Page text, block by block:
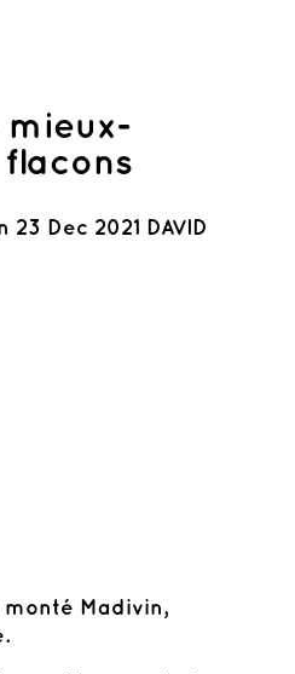
mieux-
Dec 2021 DAVID
monté Madivin,